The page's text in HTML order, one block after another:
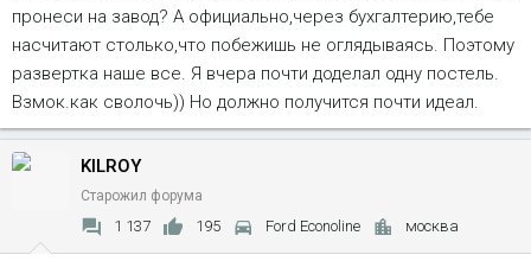
пронеси на завод? А официально,через бухгалтерию,тебе
насчитают столько,что побежишь не оглядываясь. Поэтому
развертка наше все. Я вчера почти доделал одну постель.
Взмок.как сволочь)) Но должно получится почти идеал.
KILROY
Старожил форума
1 137 195 Ford Econoline москва